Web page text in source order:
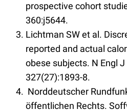
prospective cohort
360:j5644.
Lichtman SW et al.
reported and actual
obese subjects. N Engl
327(27):1893-8.
Norddeutscher
öffentlichen Rechts.